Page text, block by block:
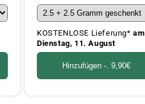
KOSTENLOSE Lieferung*am
Dienstag, 11. August
Hinzufügen -. 9,90€